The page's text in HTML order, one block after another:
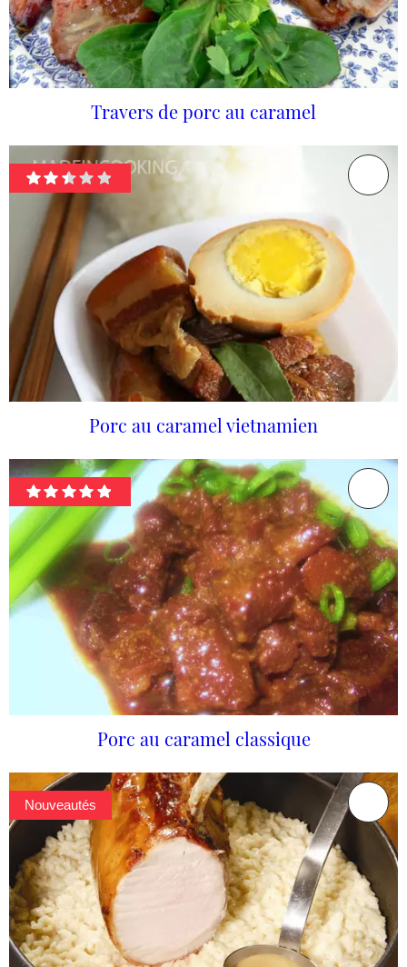
Travers de porc au caramel
Porc au caramel vietnamien
Porc au caramel classique
Nouveautés